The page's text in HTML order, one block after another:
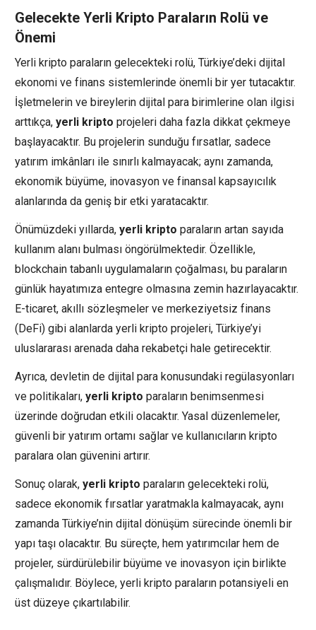
Gelecekte Yerli Kripto Paraların Rolü ve
Önemi
Yerli kripto paraların gelecekteki rolü, Türkiye’deki dijital
ekonomi ve finans sistemlerinde önemli bir yer tutacaktır.
İşletmelerin ve bireylerin dijital para birimlerine olan ilgisi
arttıkça, yerli kripto projeleri daha fazla dikkat çekmeye
başlayacaktır. Bu projelerin sunduğu fırsatlar, sadece
yatırım imkânları ile sınırlı kalmayacak; aynı zamanda,
ekonomik büyüme, inovasyon ve finansal kapsayıcılık
alanlarında da geniş bir etki yaratacaktır.
Önümüzdeki yıllarda, yerli kripto paraların artan sayıda
kullanım alanı bulması öngörülmektedir. Özellikle,
blockchain tabanlı uygulamaların çoğalması, bu paraların
günlük hayatımıza entegre olmasına zemin hazırlayacaktır.
E-ticaret, akıllı sözleşmeler ve merkeziyetsiz finans
(DeFi) gibi alanlarda yerli kripto projeleri, Türkiye’yi
uluslararası arenada daha rekabetçi hale getirecektir.
Ayrıca, devletin de dijital para konusundaki regülasyonları
ve politikaları, yerli kripto paraların benimsenmesi
üzerinde doğrudan etkili olacaktır. Yasal düzenlemeler,
güvenli bir yatırım ortamı sağlar ve kullanıcıların kripto
paralara olan güvenini artırır.
Sonuç olarak, yerli kripto paraların gelecekteki rolü,
sadece ekonomik fırsatlar yaratmakla kalmayacak, aynı
zamanda Türkiye’nin dijital dönüşüm sürecinde önemli bir
yapı taşı olacaktır. Bu süreçte, hem yatırımcılar hem de
projeler, sürdürülebilir büyüme ve inovasyon için birlikte
çalışmalıdır. Böylece, yerli kripto paraların potansiyeli en
üst düzeye çıkartılabilir.